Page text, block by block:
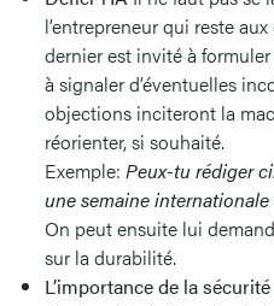
l’entrepreneur qui reste
dernier est invité à
à signaler d’éventuelles
objections inciteront la
réorienter, si souhaité.
Exemple: Peux-tu rédiger
une semaine
On peut ensuite lui
sur la durabilité.
L’importance de la